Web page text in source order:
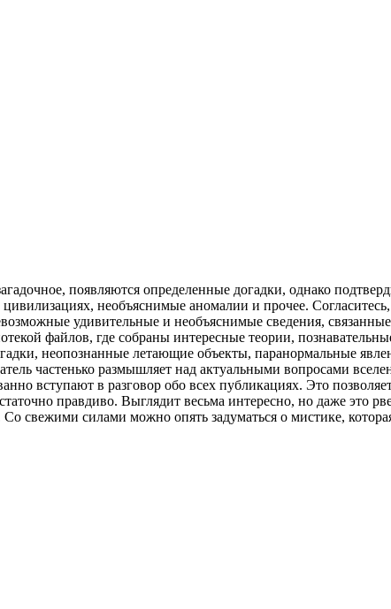
появляются определенные догадки, однако
необъяснимые аномалии и прочее. Согласитесь,
удивительные и необъяснимые сведения,
файлов, где собраны интересные теории,
неопознанные летающие объекты, паранормальные
частенько размышляет над актуальными вопросами
вступают в разговор обо всех публикациях. Это
правдиво. Выглядит весьма интересно, но даже это
свежими силами можно опять задуматься о мистике,